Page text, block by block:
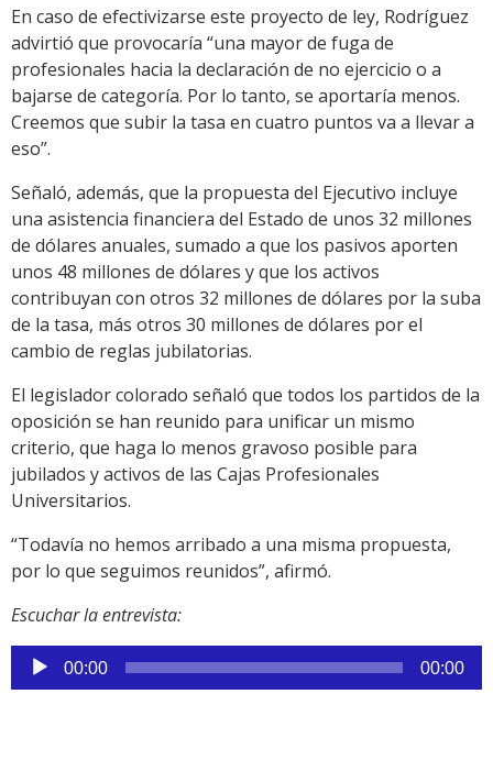
En caso de efectivizarse este proyecto de ley, Rodríguez
advirtió que provocaría “una mayor de fuga de
profesionales hacia la declaración de no ejercicio o a
bajarse de categoría. Por lo tanto, se aportaría menos.
Creemos que subir la tasa en cuatro puntos va a llevar a
eso”.
Señaló, además, que la propuesta del Ejecutivo incluye
una asistencia financiera del Estado de unos 32 millones
de dólares anuales, sumado a que los pasivos aporten
unos 48 millones de dólares y que los activos
contribuyan con otros 32 millones de dólares por la suba
de la tasa, más otros 30 millones de dólares por el
cambio de reglas jubilatorias.
El legislador colorado señaló que todos los partidos de la
oposición se han reunido para unificar un mismo
criterio, que haga lo menos gravoso posible para
jubilados y activos de las Cajas Profesionales
Universitarios.
“Todavía no hemos arribado a una misma propuesta,
por lo que seguimos reunidos”, afirmó.
Escuchar la entrevista:
Reproductor
de
00:00 00:00